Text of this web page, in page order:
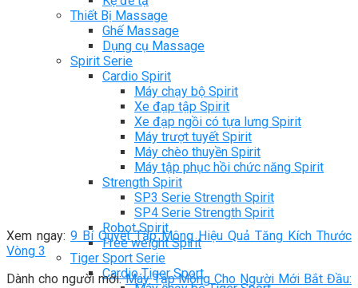
Thiết Bị Massage
Ghế Massage
Dụng cụ Massage
Spirit Serie
Cardio Spirit
Máy chạy bộ Spirit
Xe đạp tập Spirit
Xe đạp ngồi có tựa lưng Spirit
Máy trượt tuyết Spirit
Máy chèo thuyền Spirit
Máy tập phục hồi chức năng Spirit
Strength Spirit
SP3 Serie Strength Spirit
SP4 Serie Strength Spirit
Robot Spirit
Free weight Spirit
Tiger Sport Serie
Cardio Tiger Sport
Xem ngay: 9 Bí Quyết Tập Mông Hiệu Quả Tăng Kích Thước
Vòng 3
Dành cho người mới:Máy Tập Mông Cho Người Mới Bắt Đầu: